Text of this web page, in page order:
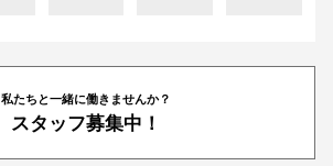
私たちと一緒に働きませんか？
スタッフ募集中！